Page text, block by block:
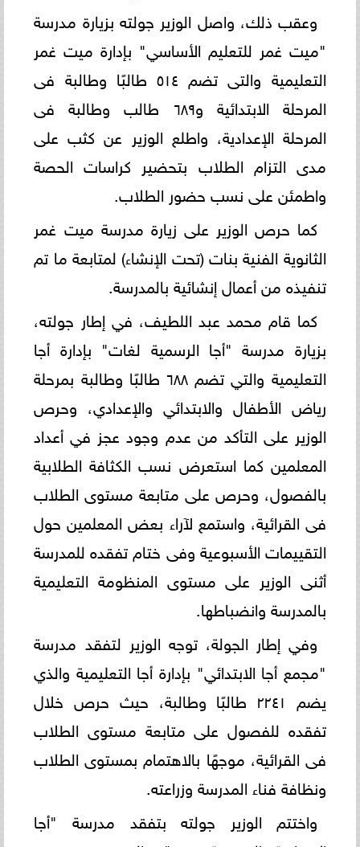
وعقب ذلك، واصل الوزير جولته بزيارة مدرسة
"ميت غمر للتعليم الأساسي" بإدارة ميت غمر
التعليمية والتى تضم ٥١٤ طالبًا وطالبة فى
المرحلة الابتدائية و٦٨٩ طالب وطالبة فى
المرحلة الإعدادية، واطلع الوزير عن كثب على
مدى التزام الطلاب بتحضير كراسات الحصة
واطمئن على نسب حضور الطلاب.
كما حرص الوزير على زيارة مدرسة ميت غمر
الثانوية الفنية بنات (تحت الإنشاء) لمتابعة ما تم
تنفيذه من أعمال إنشائية بالمدرسة.
كما قام محمد عبد اللطيف، في إطار جولته،
بزيارة مدرسة "أجا الرسمية لغات" بإدارة أجا
التعليمية والتي تضم ٦٨٨ طالبًا وطالبة بمرحلة
رياض الأطفال والابتدائي والإعدادي، وحرص
الوزير على التأكد من عدم وجود عجز في أعداد
المعلمين كما استعرض نسب الكثافة الطلابية
بالفصول، وحرص على متابعة مستوى الطلاب
فى القرائية، واستمع لآراء بعض المعلمين حول
التقييمات الأسبوعية وفى ختام تفقده للمدرسة
أثنى الوزير على مستوى المنظومة التعليمية
بالمدرسة وانضباطها.
وفي إطار الجولة، توجه الوزير لتفقد مدرسة
"مجمع أجا الابتدائي" بإدارة أجا التعليمية والذي
يضم ٢٢٤١ طالبًا وطالبة، حيث حرص خلال
تفقده للفصول على متابعة مستوى الطلاب
فى القرائية، موجهًا بالاهتمام بمستوى الطلاب
ونظافة فناء المدرسة وزراعته.
واختتم الوزير جولته بتفقد مدرسة "أجا